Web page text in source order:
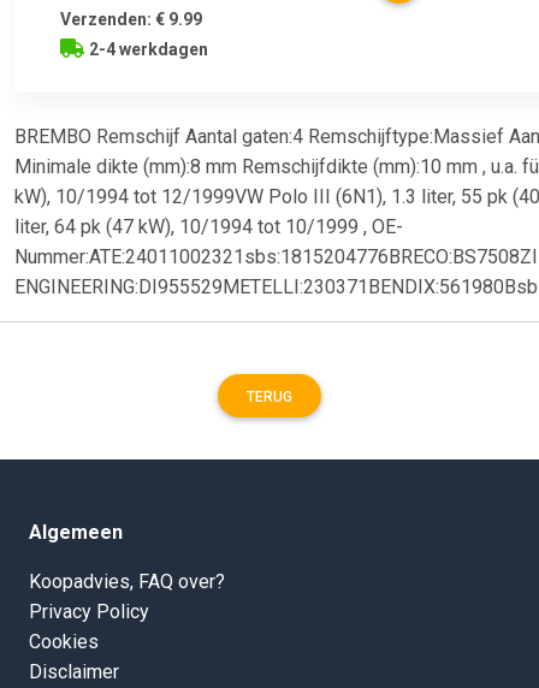
Verzenden: € 9.99
2-4 werkdagen
BREMBO Remschijf Aantal gaten:4 Remschijftype:Massief
Minimale dikte (mm):8 mm Remschijfdikte (mm):10 mm ,
kW), 10/1994 tot 12/1999VW Polo III (6N1), 1.3 liter, 55 pk
liter, 64 pk (47 kW), 10/1994 tot 10/1999 , OE-
TERUG
Algemeen
Koopadvies, FAQ over?
Privacy Policy
Cookies
Disclaimer